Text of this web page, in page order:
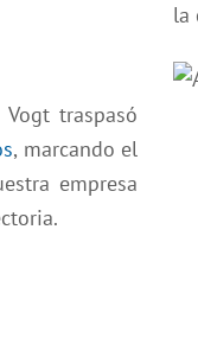
la
traspasó
, marcando el
empresa